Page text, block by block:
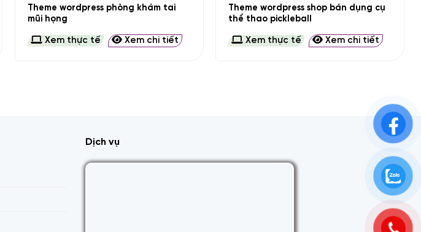
Theme wordpress phòng khám tai
mũi họng
Xem thực tế Xem chi tiết
Theme wordpress shop bán dụng cụ
thể thao pickleball
Xem thực tế Xem chi tiết
Dịch vụ